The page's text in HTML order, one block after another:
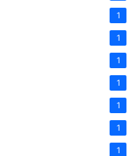
1
1
1
1
1
1
1